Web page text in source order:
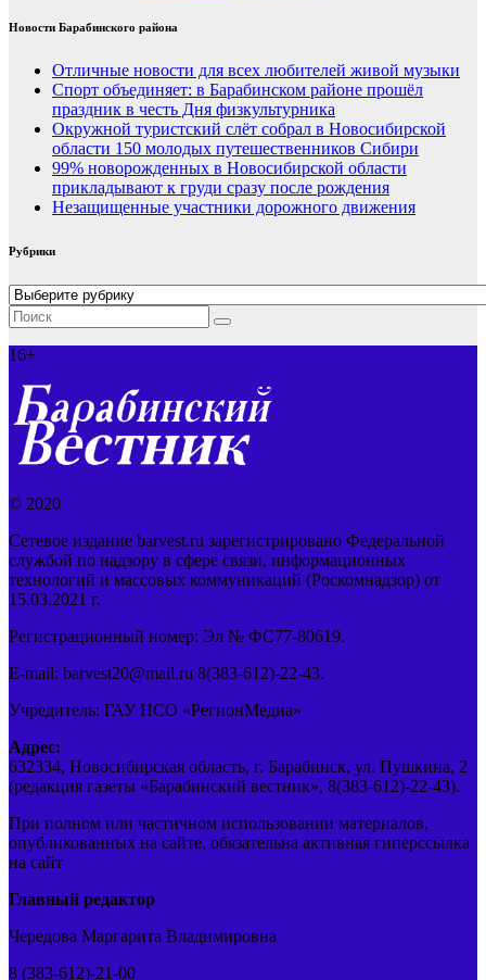
Новости Барабинского района
Отличные новости для всех любителей живой музыки
Спорт объединяет: в Барабинском районе прошёл
праздник в честь Дня физкультурника
Окружной туристский слёт собрал в Новосибирской
области 150 молодых путешественников Сибири
99% новорожденных в Новосибирской области
прикладывают к груди сразу после рождения
Незащищенные участники дорожного движения
Рубрики
Рубрики
16+
© 2020
Сетевое издание barvest.ru зарегистрировано Федеральной
службой по надзору в сфере связи, информационных
технологий и массовых коммуникаций (Роскомнадзор) от
15.03.2021 г.
Регистрационный номер: Эл № ФС77-80619.
E-mail: barvest20@mail.ru 8(383-612)-22-43.
Учредитель: ГАУ НСО «РегионМедиа»
Адрес:
632334, Новосибирская область, г. Барабинск, ул. Пушкина, 2
(редакция газеты «Барабинский вестник», 8(383-612)-22-43).
При полном или частичном использовании материалов,
опубликованных на сайте, обязательна активная гиперссылка
на сайт
Главный редактор
Чередова Маргарита Владимировна
8 (383-612)-21-00